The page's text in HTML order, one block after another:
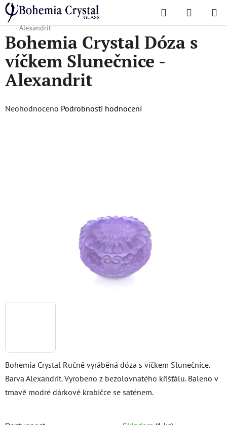
Přejít
na
obsah
Hledat
KOŠÍK
Domů
/ Dózy a mísy Dózy / Bohemia Crystal Dóza s víčkem Slunečnice
- Alexandrit
Bohemia Crystal Ručně vyráběná dóza s víčkem Slunečnice.
Barva Alexandrit. Vyrobeno z bezolovnatého křišťálu. Baleno v
tmavě modré dárkové krabičce se saténem.
Bohemia Crystal Dóza s
víčkem Slunečnice -
Alexandrit
Průměrné
Neohodnoceno Podrobnosti hodnocení